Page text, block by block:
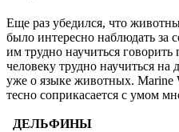
Еще раз убедился, что
было интересно наблюдать за
им трудно научиться
человеку трудно научиться на
уже о языке животных. Marine
тесно соприкасается с умом
ДЕЛЬФИНЫ